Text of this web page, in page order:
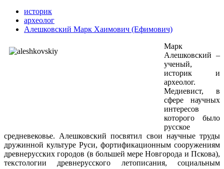
историк
археолог
Алешковский Марк Хаимович (Ефимович)
Марк
Алешковский –
ученый,
историк и
археолог.
Медиевист, в
сфере научных
интересов
которого было
русское
средневековье. Алешковский посвятил свои научные труды
дружинной культуре Руси, фортификационным сооружениям
древнерусских городов (в большей мере Новгорода и Пскова),
текстологии древнерусского летописания, социальным